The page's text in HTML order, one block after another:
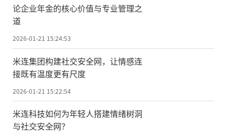
论企业年金的核心价值与专业管理之
道
2026-01-21 15:24:53
米连集团构建社交安全网，让情感连
接既有温度更有尺度
2026-01-21 15:22:54
米连科技如何为年轻人搭建情绪树洞
与社交安全网？